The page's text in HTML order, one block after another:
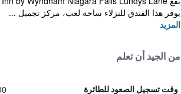
يوفر هذا الفندق للنزلاء ساحة لعب، مركز تجميل ...
المزيد
من الجيد أن تعلم
وقت تسجيل الصعود للطائرة